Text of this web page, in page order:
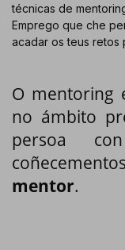
técnicas de
Emprego que che
acadar os teus retos
O mentoring
no ámbito
persoa
mentor.